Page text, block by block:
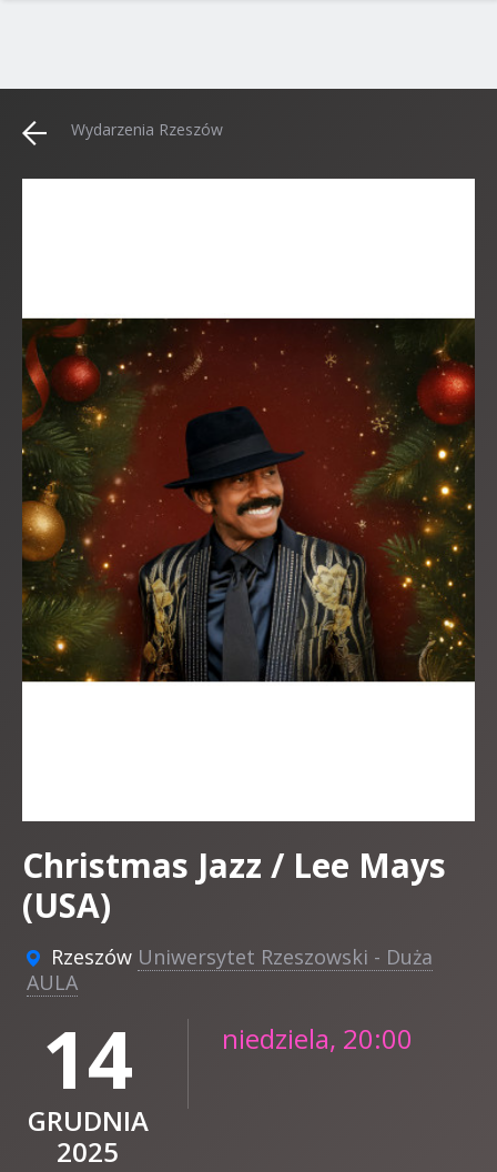
Wydarzenia Rzeszów
Christmas Jazz / Lee Mays
(USA)
Rzeszów Uniwersytet Rzeszowski - Duża
AULA
14
GRUDNIA
2025
niedziela, 20:00